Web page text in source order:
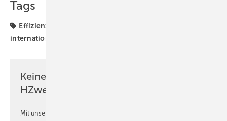
Tags
Effizienz
international
Keine Zeit? Kein Problem mit dem
HZwei-Newsletter!
Mit unserem Newsletter erhalten Sie regelmäßig von uns